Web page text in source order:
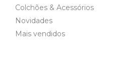
Colchões & Acessórios
Novidades
Mais vendidos